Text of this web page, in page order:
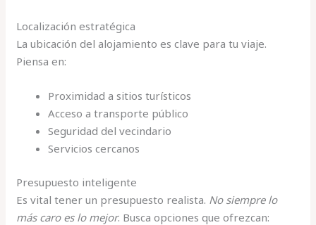
Localización estratégica
La ubicación del alojamiento es clave para tu viaje.
Piensa en:
Proximidad a sitios turísticos
Acceso a transporte público
Seguridad del vecindario
Servicios cercanos
Presupuesto inteligente
Es vital tener un presupuesto realista. No siempre lo
más caro es lo mejor. Busca opciones que ofrezcan: